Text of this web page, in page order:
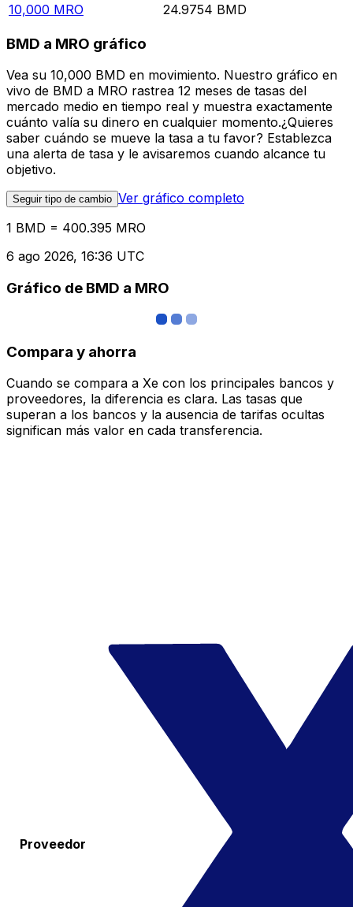
10,000 MRO 24.9754 BMD
BMD a MRO gráfico
Vea su 10,000 BMD en movimiento. Nuestro gráfico en
vivo de BMD a MRO rastrea 12 meses de tasas del
mercado medio en tiempo real y muestra exactamente
cuánto valía su dinero en cualquier momento.¿Quieres
saber cuándo se mueve la tasa a tu favor? Establezca
una alerta de tasa y le avisaremos cuando alcance tu
objetivo.
Seguir tipo de cambio Ver gráfico completo
1 BMD = 400.395 MRO
6 ago 2026, 16:36 UTC
Gráfico de BMD a MRO
Compara y ahorra
Cuando se compara a Xe con los principales bancos y
proveedores, la diferencia es clara. Las tasas que
superan a los bancos y la ausencia de tarifas ocultas
significan más valor en cada transferencia.
Proveedor